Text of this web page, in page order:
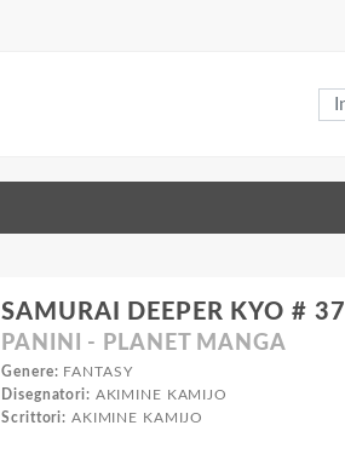
SAMURAI DEEPER KYO # 37
PANINI - PLANET MANGA
Genere: FANTASY
Disegnatori: AKIMINE KAMIJO
Scrittori: AKIMINE KAMIJO